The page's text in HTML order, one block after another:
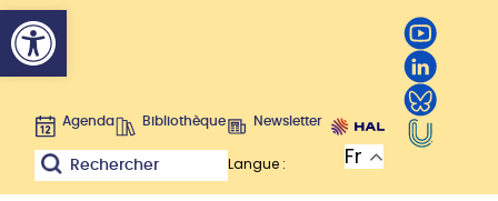
Ouvrir la barre d’outils
Agenda Bibliothèque Newsletter
Rechercher Langue : Fr